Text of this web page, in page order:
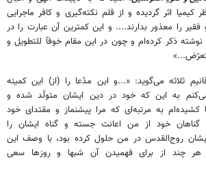
كيميا اثر گرديده و از قلم نكته‌گيرى و كافر ماجرايى
فقير را معذور بدارند.... و اين كمترين آن عبارت را در
نوشته ذكر كرده‌ام و چون در اين مقام خوفآ للتطويل و
ثلاثه مى‌گويد: «...و اين مدّعا را (از) اين كمينه
مى‌كنم به اين كه خود در دين ايشان متولّد شده و
به مرتبه‌اى كه مرا پيشنماز و مقتداى خود
خود از من اعانت جسته و گناه ايشان را
روح‌القدس در من حلول كرده بود، با وصف اين
هر چند از براى فهميدن آن شبها و روزها سعى